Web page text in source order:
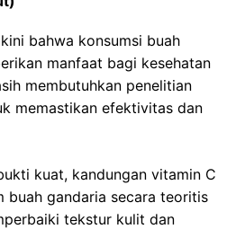
bahwa konsumsi buah
manfaat bagi kesehatan
membutuhkan penelitian
memastikan efektivitas dan
kuat, kandungan vitamin C
buah gandaria secara teoritis
tekstur kulit dan